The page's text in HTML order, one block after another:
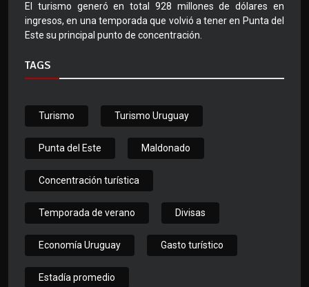
El turismo generó en total 928 millones de dólares en
ingresos, en una temporada que volvió a tener en Punta del
Este su principal punto de concentración.
TAGS
Turismo Turismo Uruguay
Punta del Este Maldonado
Concentración turística
Temporada de verano Divisas
Economía Uruguay Gasto turístico
Estadía promedio